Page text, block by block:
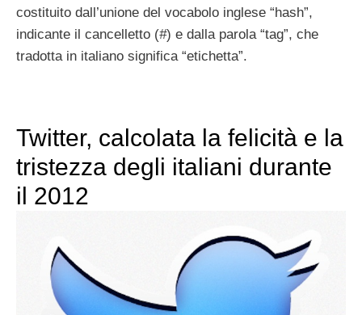
costituito dall’unione del vocabolo inglese “hash”,
indicante il cancelletto (#) e dalla parola “tag”, che
tradotta in italiano significa “etichetta”.
Twitter, calcolata la felicità e la
tristezza degli italiani durante
il 2012